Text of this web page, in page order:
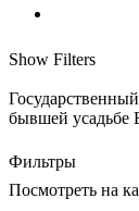
Show Filters
бывшей усадьбе
Фильтры
Посмотреть на